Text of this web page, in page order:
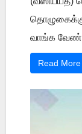
வாங்க
Read More